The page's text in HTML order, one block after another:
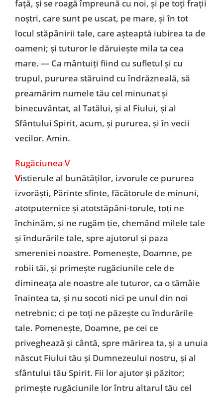
față, și se roagă împreună cu noi, și pe toți frații
noștri, care sunt pe uscat, pe mare, și în tot
locul stăpânirii tale, care așteaptă iubirea ta de
oameni; și tuturor le dăruiește mila ta cea
mare. — Ca mântuiți fiind cu sufletul și cu
trupul, pururea stăruind cu îndrăzneală, să
preamărim numele tău cel minunat și
binecuvântat, al Tatălui, și al Fiului, și al
Sfântului Spirit, acum, și pururea, și în vecii
vecilor. Amin.
Rugăciunea V
Vistierule al bunătăților, izvorule ce pururea
izvorăști, Părinte sfinte, făcătorule de minuni,
atotputernice și atotstăpâni-torule, toți ne
închinăm, și ne rugăm ție, chemând milele tale
și îndurările tale, spre ajutorul și paza
smereniei noastre. Pomenește, Doamne, pe
robii tăi, și primește rugăciunile cele de
dimineața ale noastre ale tuturor, ca o tămâie
înaintea ta, și nu socoti nici pe unul din noi
netrebnic; ci pe toți ne păzește cu îndurările
tale. Pomenește, Doamne, pe cei ce
priveghează și cântă, spre mărirea ta, și a unuia
născut Fiului tău și Dumnezeului nostru, și al
sfântului tău Spirit. Fii lor ajutor și păzitor;
primește rugăciunile lor întru altarul tău cel